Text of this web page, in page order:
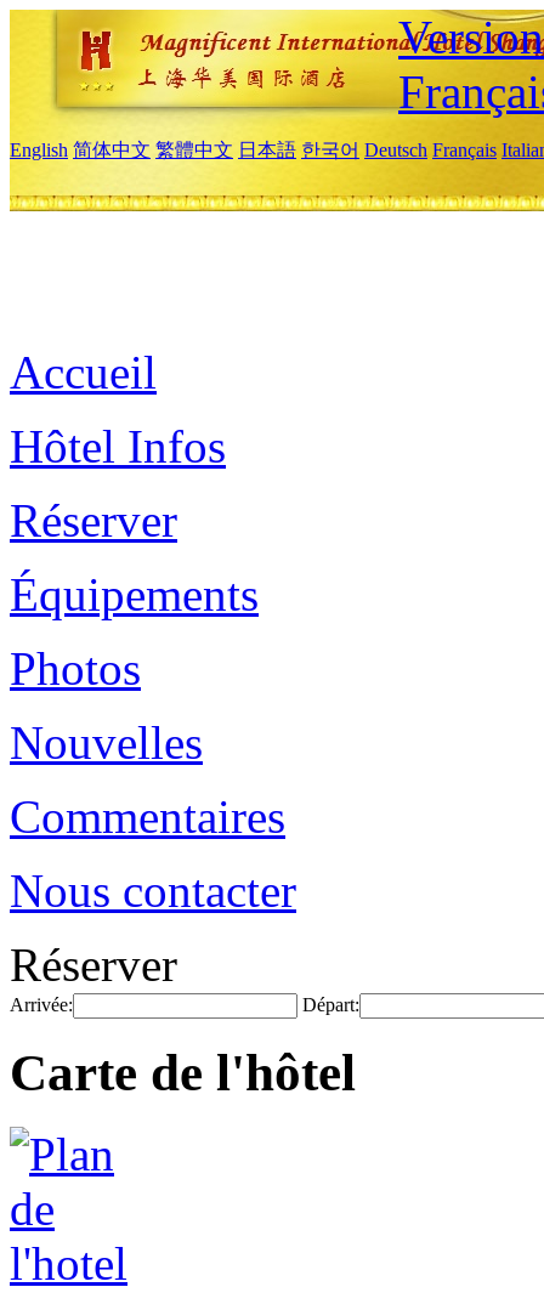
English 简体中文 繁體中文 日本語 한국어 Deutsch Français
Accueil
Hôtel Infos
Réserver
Équipements
Photos
Nouvelles
Commentaires
Nous contacter
Réserver
Arrivée: Départ:
Carte de l'hôtel